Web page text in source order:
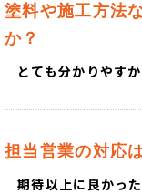
塗料や施工方法
か？
とても分かりやす
担当営業の対応
期待以上に良かった